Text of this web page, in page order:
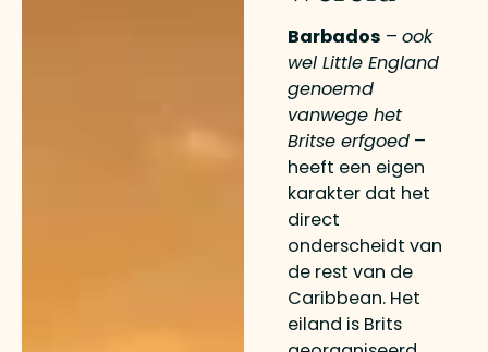
Barbados –ook
wel Little England
genoemd
vanwege het
Britse erfgoed –
heeft een eigen
karakter dat het
direct
onderscheidt van
de rest van de
Caribbean. Het
eiland is Brits